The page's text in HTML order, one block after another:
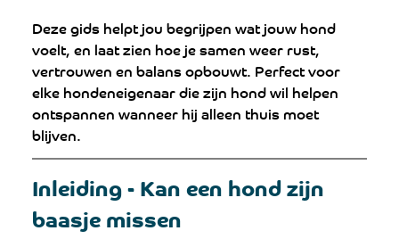
Deze gids helpt jou begrijpen wat jouw hond
voelt, en laat zien hoe je samen weer rust,
vertrouwen en balans opbouwt. Perfect voor
elke hondeneigenaar die zijn hond wil helpen
ontspannen wanneer hij alleen thuis moet
blijven.
Inleiding - Kan een hond zijn
baasje missen